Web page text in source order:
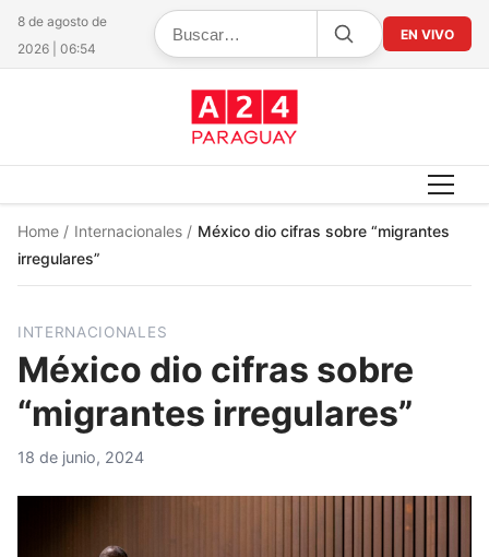
8 de agosto de
2026 | 06:54
EN VIVO
Home / Internacionales / México dio cifras sobre “migrantes
irregulares”
INTERNACIONALES
México dio cifras sobre
“migrantes irregulares”
18 de junio, 2024